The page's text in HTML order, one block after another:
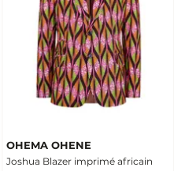
OHEMA OHENE
Joshua Blazer imprimé africain